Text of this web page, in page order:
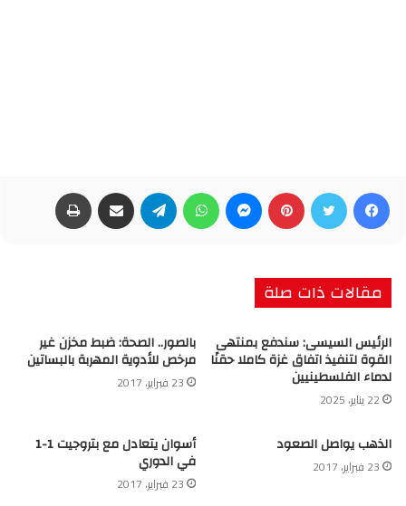
فيسبوك تويتر بينتيريست ماسنجر واتساب تيلقرام مشاركة عبر البريد
مقالات ذات صلة
الرئيس السيسى: سندفع بمنتهى
القوة لتنفيذ اتفاق غزة كاملا حقنًا
لدماء الفلسطينيين
22 يناير، 2025
بالصور.. الصحة: ضبط مخزن غير
مرخص للأدوية المهربة بالبساتين
23 فبراير، 2017
الذهب يواصل الصعود
23 فبراير، 2017
أسوان يتعادل مع بتروجيت 1-1
في الدوري
23 فبراير، 2017